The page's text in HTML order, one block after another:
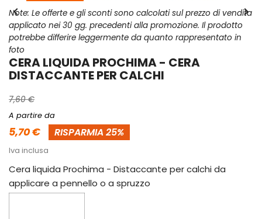
 
Note: Le offerte e gli sconti sono calcolati sul prezzo di vendita
applicato nei 30 gg. precedenti alla promozione. Il prodotto
potrebbe differire leggermente da quanto rappresentato in
foto
CERA LIQUIDA PROCHIMA - CERA
DISTACCANTE PER CALCHI
7,60 €
A partire da
5,70 € RISPARMIA 25%
Iva inclusa
Cera liquida Prochima - Distaccante per calchi da
applicare a pennello o a spruzzo